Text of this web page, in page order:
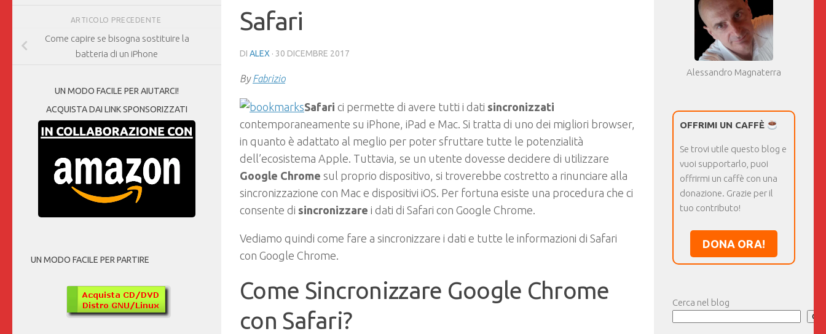
Safari
DI ALEX · 30 DICEMBRE 2017
ByFabrizio
Safari ci permette di avere tutti i dati sincronizzati
contemporaneamente su iPhone, iPad e Mac. Si tratta di uno dei migliori browser,
in quanto è adattato al meglio per poter sfruttare tutte le potenzialità
dell’ecosistema Apple. Tuttavia, se un utente dovesse decidere di utilizzare
Google Chrome sul proprio dispositivo, si troverebbe costretto a rinunciare alla
sincronizzazione con Mac e dispositivi iOS. Per fortuna esiste una procedura che ci
consente di sincronizzare i dati di Safari con Google Chrome.
Vediamo quindi come fare a sincronizzare i dati e tutte le informazioni di Safari
con Google Chrome.
Come Sincronizzare Google Chrome
con Safari?
ARTICOLO PRECEDENTE
Come capire se bisogna sostituire la
batteria di un iPhone
UN MODO FACILE PER AIUTARCI!
ACQUISTA DAI LINK SPONSORIZZATI
UN MODO FACILE PER PARTIRE
Alessandro Magnaterra
OFFRIMI UN CAFFÈ
Se trovi utile questo blog e
vuoi supportarlo, puoi
offrirmi un caffè con una
donazione. Grazie per il
tuo contributo!
DONA ORA!
Cerca nel blog